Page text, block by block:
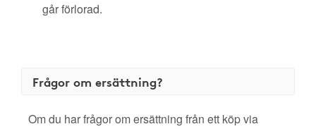
går förlorad.
Frågor om ersättning?
Om du har frågor om ersättning från ett köp via